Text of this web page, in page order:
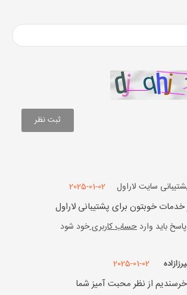
سایت لاراول 2025-01-02
خدمات خوبتون برای پشتیبانی لاراول
باید وارد حساب کاربریخود شود
2025-01-02
از نظر محبت آمیز شما